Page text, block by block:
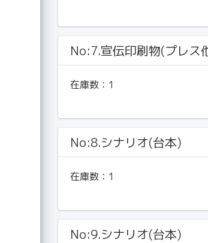
No:7.宣伝印刷物(プレス
在庫数： 1
No:8.シナリオ(台本)
在庫数： 1
No:9.シナリオ(台本)